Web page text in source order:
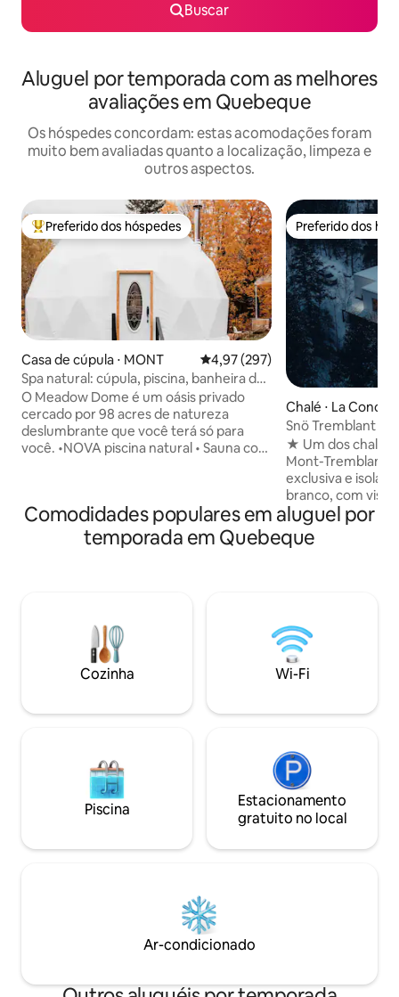
Buscar
Aluguel por temporada com as melhores
avaliações em Quebeque
Os hóspedes concordam: estas acomodações foram
muito bem avaliadas quanto a localização, limpeza e
outros aspectos.
Entre os melhores preferidos dos hóspedes
Preferido dos hóspedes
Casa de cúpula ⋅ MONT 4,97 de uma avaliação média de
4,97 (297)
Spa natural: cúpula, piscina, banheira de
hidromassagem, sauna e trilhas
O Meadow Dome é um oásis privado
cercado por 98 acres de natureza
deslumbrante que você terá só para
você. •NOVA piscina natural • Sauna com
Fogueira ao ar livre Perto do Algonquin
Park Cercado por milhares de lagos.
Meadow Dome é um local ideal se você
Preferido dos
Preferido dos
Chalé ⋅ La
Snö Tremblant l
Spa &View#1
★ Um dos chalés
Mont-
exclusiva e
branco, com
montanhas de
cabana é um
majestosamente
estar totalmente
com vista,
banheira de
para uma
Comodidades populares em aluguel por
temporada em Quebeque
Cozinha Wi-Fi
Piscina
Estacionamento
gratuito no local
Ar-condicionado